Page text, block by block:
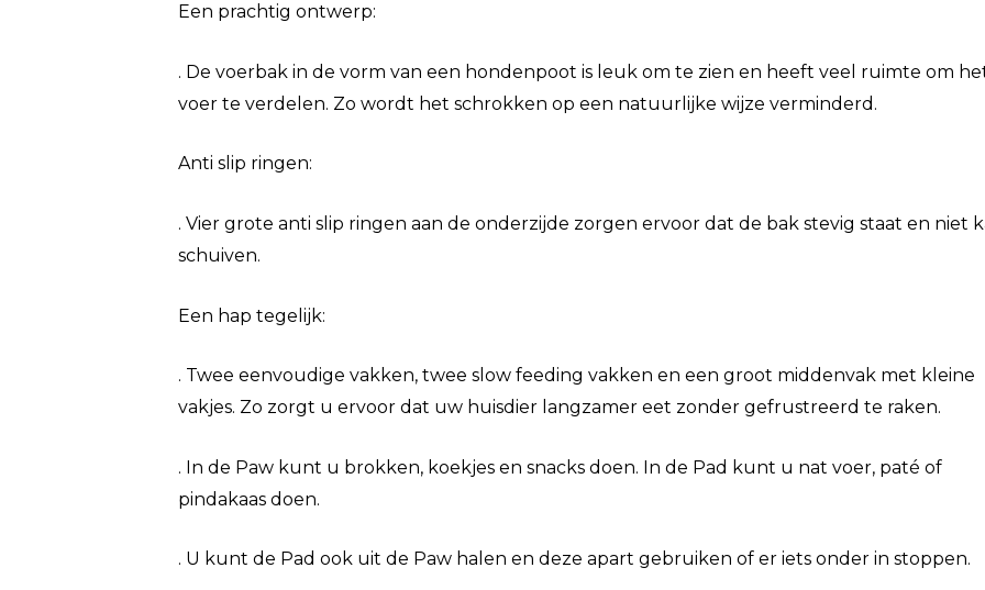
Een prachtig ontwerp:
. De voerbak in de vorm van een hondenpoot is leuk om te zien en heeft veel ruimte om
voer te verdelen. Zo wordt het schrokken op een natuurlijke wijze verminderd.
Anti slip ringen:
. Vier grote anti slip ringen aan de onderzijde zorgen ervoor dat de bak stevig staat en niet
schuiven.
Een hap tegelijk:
. Twee eenvoudige vakken, twee slow feeding vakken en een groot middenvak met kleine
vakjes. Zo zorgt u ervoor dat uw huisdier langzamer eet zonder gefrustreerd te raken.
. In de Paw kunt u brokken, koekjes en snacks doen. In de Pad kunt u nat voer, paté of
pindakaas doen.
. U kunt de Pad ook uit de Paw halen en deze apart gebruiken of er iets onder in stoppen.